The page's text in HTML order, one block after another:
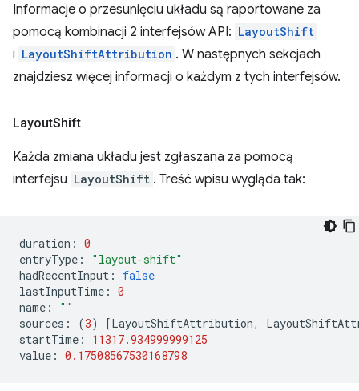
Informacje o przesunięciu układu są raportowane za
pomocą kombinacji 2 interfejsów API: LayoutShift
i LayoutShiftAttribution . W następnych sekcjach
znajdziesz więcej informacji o każdym z tych interfejsów.
LayoutShift
Każda zmiana układu jest zgłaszana za pomocą
interfejsu LayoutShift . Treść wpisu wygląda tak:
duration : 0
entryType :
"layout-shift"
hadRecentInput :
false
lastInputTime : 0
name :
""
sources : (3) [LayoutShiftAttribution,
startTime :
11317.934999999125
value : 0.17508567530168798